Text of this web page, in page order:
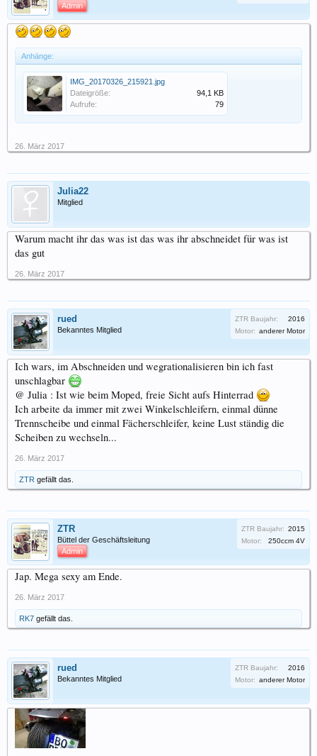
Admin
Anhänge:
IMG_20170326_215921.jpg
Dateigröße:
94,1 KB
Aufrufe:
79
26. März 2017
Julia22
Mitglied
Warum macht ihr das was ist das was ihr abschneidet für was ist
das gut
26. März 2017
rued
Bekanntes Mitglied
ZTR Baujahr:
2016
Motor: anderer Motor
Ich wars, im Abschneiden und wegrationalisieren bin ich fast
unschlagbar
@ Julia : Ist wie beim Moped, freie Sicht aufs Hinterrad
Ich arbeite da immer mit zwei Winkelschleifern, einmal dünne
Trennscheibe und einmal Fächerschleifer, keine Lust ständig die
Scheiben zu wechseln...
26. März 2017
ZTR gefällt das.
ZTR
Büttel der Geschäftsleitung
Admin
ZTR Baujahr: 2015
Motor:
250ccm 4V
Jap. Mega sexy am Ende.
26. März 2017
RK7 gefällt das.
rued
Bekanntes Mitglied
ZTR Baujahr:
2016
Motor: anderer Motor